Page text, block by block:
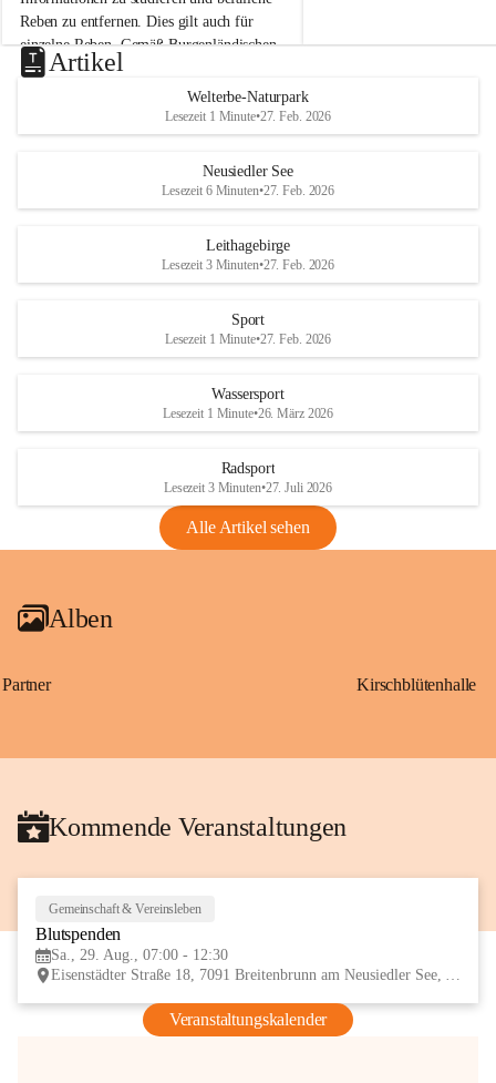
N
e
u
s
d
S
Reben zu entfernen. Dies gilt auch für
einzelne Reben. Gemäß Burgenländischen
Weinbaugesetz sind nicht gepflegte oder
unzulässige Weingärten zu roden! Bitte
helfen wir zusammen um unsere Winzer
vor den prognostizierten Ernteausfällen
und den daraus folgenden wirtschaftlichen
Maßnahmen zur Bekämpfung
Rebe und der Amerikanischen
Anhang VBl. EU Nr. 18
1 Seite•1,4 MB
VBl. EU Nr. 18_2026
u
e
d
r
S
Artikel
Welterbe-Naturpark
Lesezeit 1 Minute•27. Feb. 2026
Neusiedler See
Lesezeit 6 Minuten•27. Feb. 2026
Leithagebirge
Lesezeit 3 Minuten•27. Feb. 2026
Sport
Lesezeit 1 Minute•27. Feb. 2026
Wassersport
Lesezeit 1 Minute•26. März 2026
Radsport
Lesezeit 3 Minuten•27. Juli 2026
Alle Artikel sehen
Alben
Partner Kirschblütenhalle
Kommende Veranstaltungen
Gemeinschaft & Vereinsleben
Blutspenden
Sa., 29. Aug., 07:00 - 12:30
Eisenstädter Straße 18, 7091 Breitenbrunn am Neusiedler See, AUT
Veranstaltungskalender